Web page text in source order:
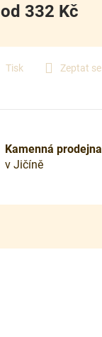
Tisk Zeptat se
od 332 Kč
Kamenná prodejna
v Jičíně